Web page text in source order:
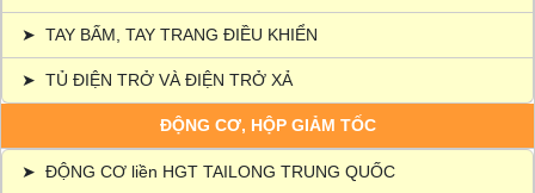
➤ TAY BẤM, TAY TRANG ĐIỀU KHIỂN
➤ TỦ ĐIỆN TRỞ VÀ ĐIỆN TRỞ XẢ
ĐỘNG CƠ, HỘP GIẢM TỐC
➤ ĐỘNG CƠ liền HGT TAILONG TRUNG QUỐC